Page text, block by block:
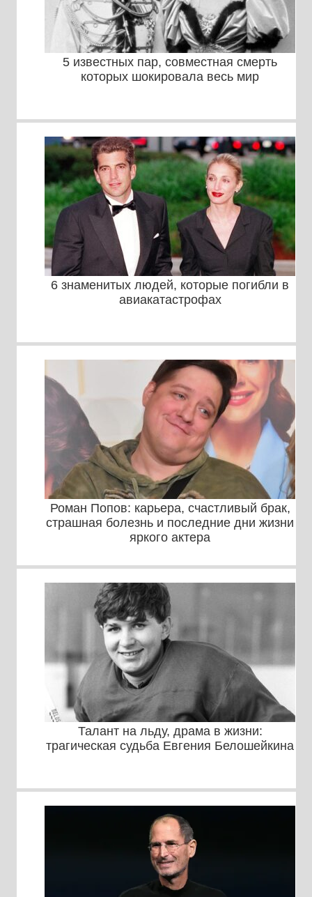
5 известных пар, совместная смерть
которых шокировала весь мир
6 знаменитых людей, которые погибли в
авиакатастрофах
Роман Попов: карьера, счастливый брак,
страшная болезнь и последние дни жизни
яркого актера
Талант на льду, драма в жизни:
трагическая судьба Евгения Белошейкина